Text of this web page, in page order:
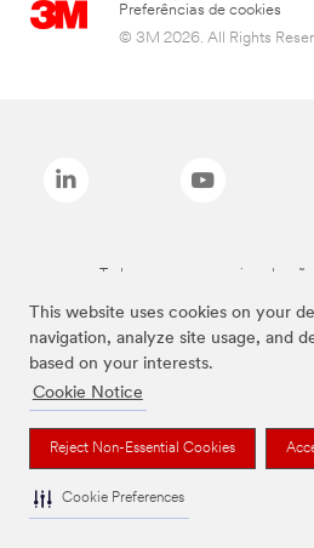
This website uses cookies on your
navigation, analyze site usage, and
based on your interests.
Cookie Notice
Reject Non-Essential Cookies
Cookie Preferences
Preferências de cookies
© 3M 2026. All Rights
Todas as marcas mencionadas